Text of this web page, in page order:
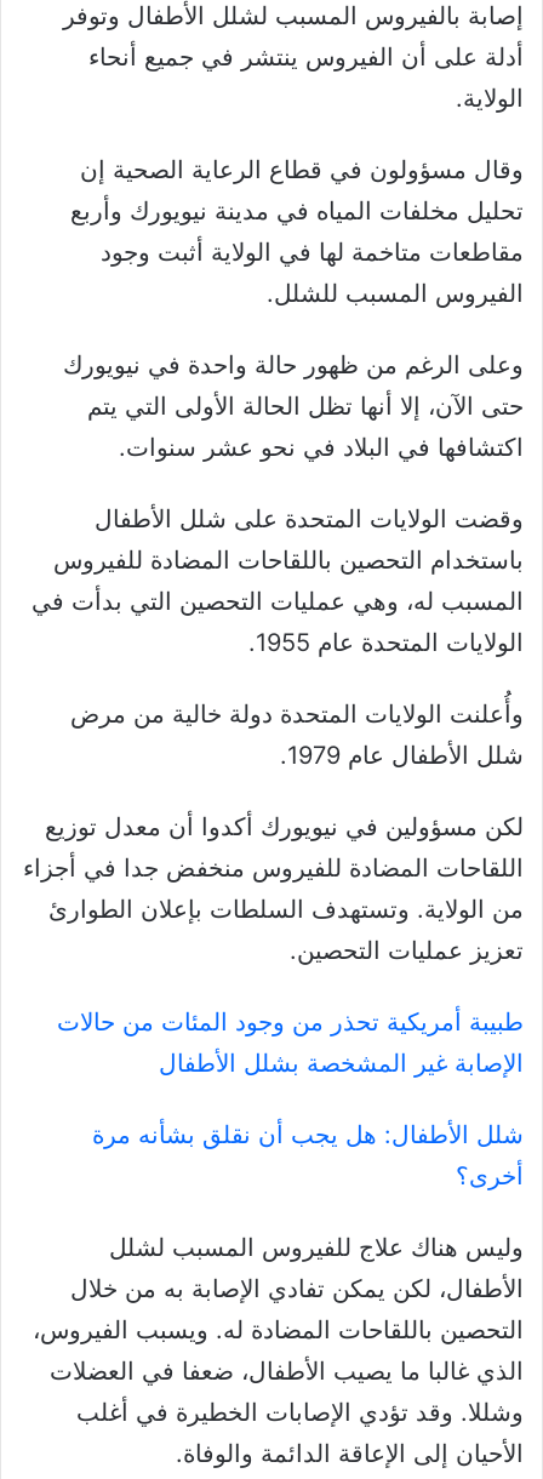
إصابة بالفيروس المسبب لشلل الأطفال وتوفر
أدلة على أن الفيروس ينتشر في جميع أنحاء
الولاية.
وقال مسؤولون في قطاع الرعاية الصحية إن
تحليل مخلفات المياه في مدينة نيويورك وأربع
مقاطعات متاخمة لها في الولاية أثبت وجود
الفيروس المسبب للشلل.
وعلى الرغم من ظهور حالة واحدة في نيويورك
حتى الآن، إلا أنها تظل الحالة الأولى التي يتم
اكتشافها في البلاد في نحو عشر سنوات.
وقضت الولايات المتحدة على شلل الأطفال
باستخدام التحصين باللقاحات المضادة للفيروس
المسبب له، وهي عمليات التحصين التي بدأت في
الولايات المتحدة عام 1955.
وأُعلنت الولايات المتحدة دولة خالية من مرض
شلل الأطفال عام 1979.
لكن مسؤولين في نيويورك أكدوا أن معدل توزيع
اللقاحات المضادة للفيروس منخفض جدا في أجزاء
من الولاية. وتستهدف السلطات بإعلان الطوارئ
تعزيز عمليات التحصين.
طبيبة أمريكية تحذر من وجود المئات من حالات
الإصابة غير المشخصة بشلل الأطفال
شلل الأطفال: هل يجب أن نقلق بشأنه مرة
أخرى؟
وليس هناك علاج للفيروس المسبب لشلل
الأطفال، لكن يمكن تفادي الإصابة به من خلال
التحصين باللقاحات المضادة له. ويسبب الفيروس،
الذي غالبا ما يصيب الأطفال، ضعفا في العضلات
وشللا. وقد تؤدي الإصابات الخطيرة في أغلب
الأحيان إلى الإعاقة الدائمة والوفاة.